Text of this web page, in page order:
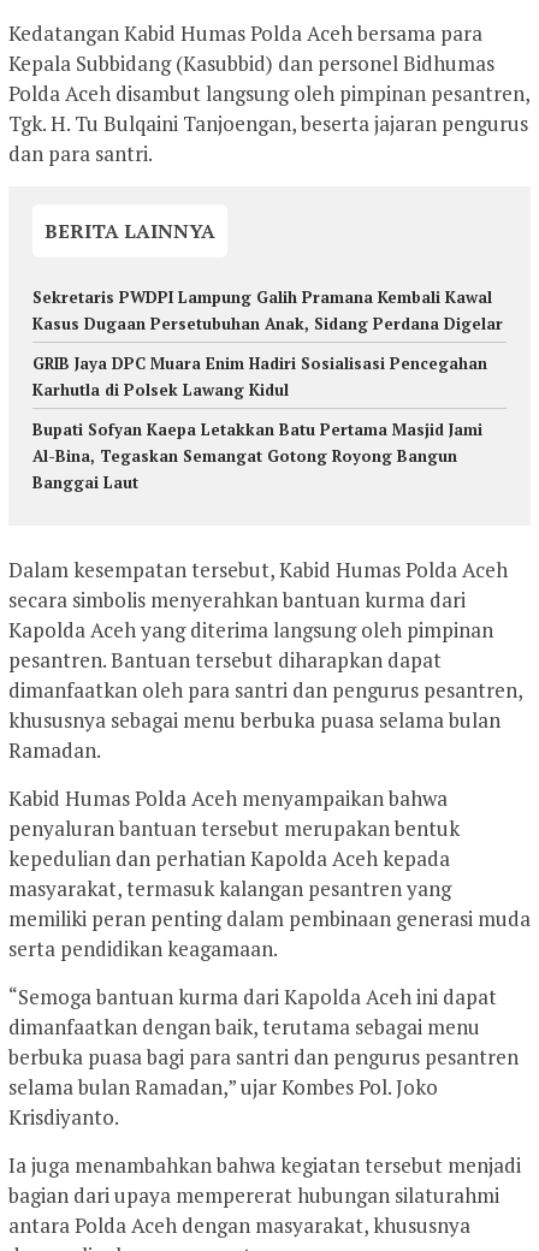
Kedatangan Kabid Humas Polda Aceh bersama para
Kepala Subbidang (Kasubbid) dan personel Bidhumas
Polda Aceh disambut langsung oleh pimpinan pesantren,
Tgk. H. Tu Bulqaini Tanjoengan, beserta jajaran pengurus
dan para santri.
BERITA LAINNYA
Sekretaris PWDPI Lampung Galih Pramana Kembali Kawal
Kasus Dugaan Persetubuhan Anak, Sidang Perdana Digelar
GRIB Jaya DPC Muara Enim Hadiri Sosialisasi Pencegahan
Karhutla di Polsek Lawang Kidul
Bupati Sofyan Kaepa Letakkan Batu Pertama Masjid Jami
Al-Bina, Tegaskan Semangat Gotong Royong Bangun
Banggai Laut
Dalam kesempatan tersebut, Kabid Humas Polda Aceh
secara simbolis menyerahkan bantuan kurma dari
Kapolda Aceh yang diterima langsung oleh pimpinan
pesantren. Bantuan tersebut diharapkan dapat
dimanfaatkan oleh para santri dan pengurus pesantren,
khususnya sebagai menu berbuka puasa selama bulan
Ramadan.
Kabid Humas Polda Aceh menyampaikan bahwa
penyaluran bantuan tersebut merupakan bentuk
kepedulian dan perhatian Kapolda Aceh kepada
masyarakat, termasuk kalangan pesantren yang
memiliki peran penting dalam pembinaan generasi muda
serta pendidikan keagamaan.
“Semoga bantuan kurma dari Kapolda Aceh ini dapat
dimanfaatkan dengan baik, terutama sebagai menu
berbuka puasa bagi para santri dan pengurus pesantren
selama bulan Ramadan,” ujar Kombes Pol. Joko
Krisdiyanto.
Ia juga menambahkan bahwa kegiatan tersebut menjadi
bagian dari upaya mempererat hubungan silaturahmi
antara Polda Aceh dengan masyarakat, khususnya